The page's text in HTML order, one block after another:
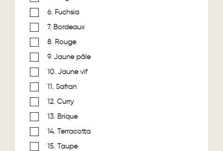
6. Fuchsia
7. Bordeaux
8. Rouge
9. Jaune pâle
10. Jaune vif
11. Safran
12. Curry
13. Brique
14. Terracotta
15. Taupe